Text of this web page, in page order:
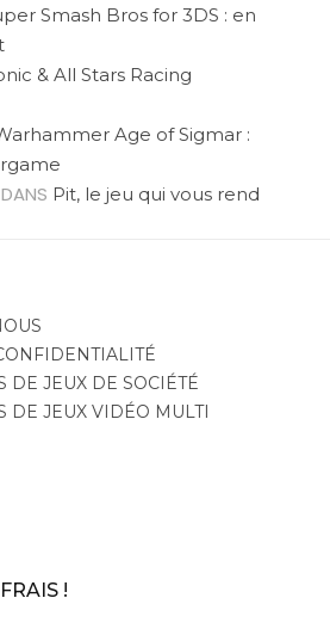
Smash Bros for 3DS : en
& All Stars Racing
Age of Sigmar :
DANS Pit, le jeu qui vous rend
DE JEUX DE SOCIÉTÉ
DE JEUX VIDÉO MULTI
!